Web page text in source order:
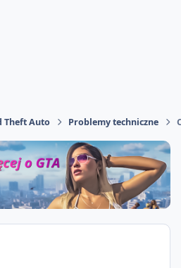
Theft Auto Problemy techniczne